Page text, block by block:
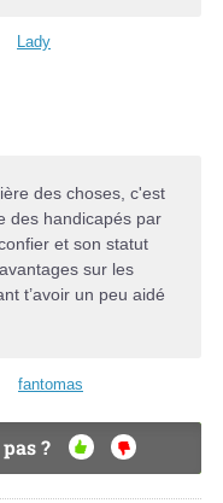
Lady
des choses, c'est
des handicapés par
et son statut
sur les
t’avoir un peu aidé
fantomas
?
OU
NO